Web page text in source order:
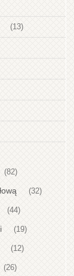
(13)
(82)
(32)
(44)
(19)
(12)
(26)